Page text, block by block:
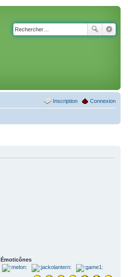
Connexion
Inscription
Émoticônes